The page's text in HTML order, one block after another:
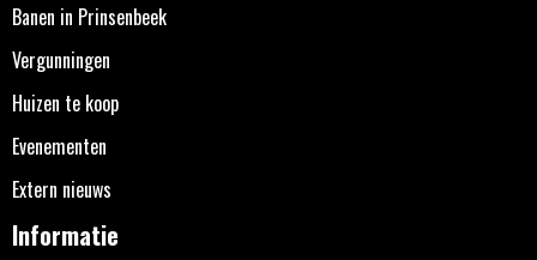
Banen in Prinsenbeek
Vergunningen
Huizen te koop
Evenementen
Extern nieuws
Informatie